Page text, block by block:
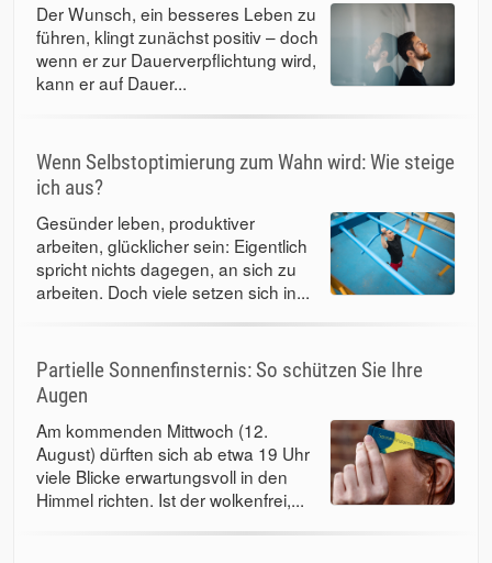
Der Wunsch, ein besseres Leben zu
führen, klingt zunächst positiv – doch
wenn er zur Dauerverpflichtung wird,
kann er auf Dauer...
Wenn Selbstoptimierung zum Wahn wird: Wie steige
ich aus?
Gesünder leben, produktiver
arbeiten, glücklicher sein: Eigentlich
spricht nichts dagegen, an sich zu
arbeiten. Doch viele setzen sich in...
Partielle Sonnenfinsternis: So schützen Sie Ihre
Augen
Am kommenden Mittwoch (12.
August) dürften sich ab etwa 19 Uhr
viele Blicke erwartungsvoll in den
Himmel richten. Ist der wolkenfrei,...